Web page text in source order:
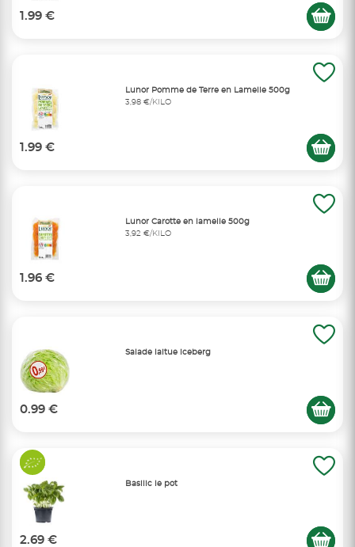
1.99 €
Lunor Pomme de Terre en Lamelle 500g
3,98 €/KILO
1.99 €
Lunor Carotte en lamelle 500g
3,92 €/KILO
1.96 €
Salade laitue iceberg
0.99 €
Basilic le pot
2.69 €